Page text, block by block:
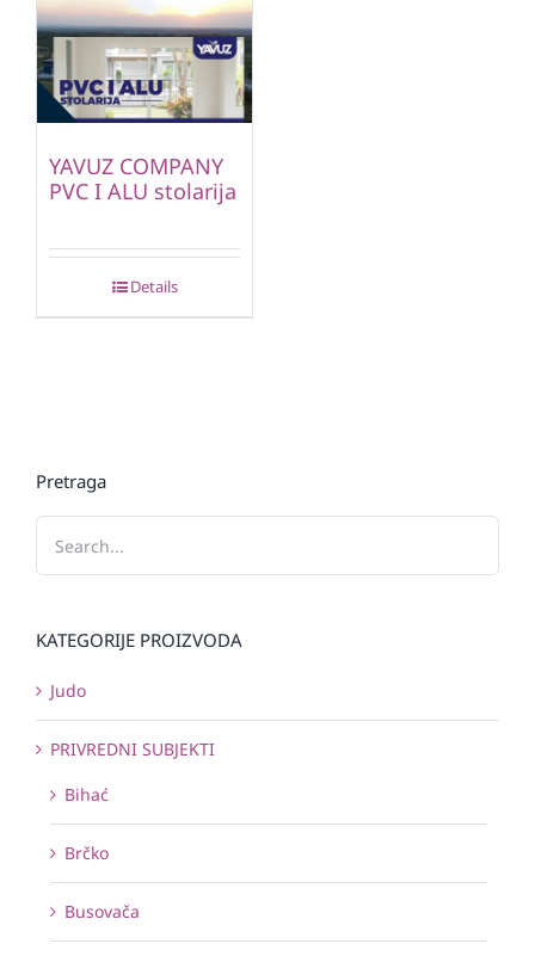
YAVUZ COMPANY
PVC I ALU stolarija
Details
Pretraga
KATEGORIJE PROIZVODA
Judo
PRIVREDNI SUBJEKTI
Bihać
Brčko
Busovača